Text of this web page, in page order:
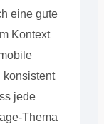
eine gute
Kontext
konsistent
jede
Thema